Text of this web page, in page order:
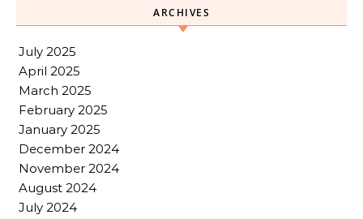
ARCHIVES
July 2025
April 2025
March 2025
February 2025
January 2025
December 2024
November 2024
August 2024
July 2024